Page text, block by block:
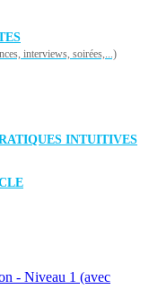
interviews, soirées,...)
INTUITIVES
- Niveau 1 (avec